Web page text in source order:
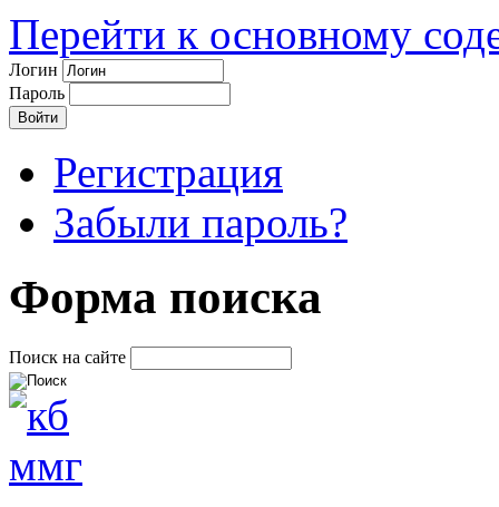
Перейти к основному
Логин
Пароль
Регистрация
Забыли пароль?
Форма поиска
Поиск на сайте